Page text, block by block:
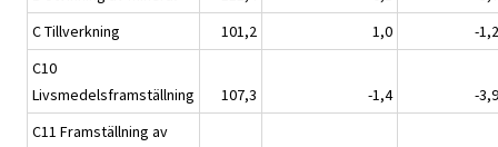
C Tillverkning
101,2 1,0
-1,2
C10
Livsmedelsframställning
107,3 -1,4
-3,9
C11 Framställning av